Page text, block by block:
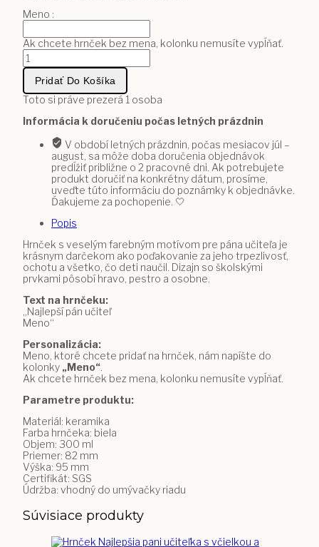
Meno :
Ak chcete hrnček bez mena, kolonku nemusíte vypĺňať.
množstvo
Hrnček
Najlepší
pán
s
školským
motívom
Pridať Do Košíka
Toto si práve prezerá 1 osoba
Informácia k doručeniu počas letných prázdnin
V období letných prázdnin, počas mesiacov júl –
august, sa môže doba doručenia objednávok
predĺžiť približne o 2 pracovné dni. Ak potrebujete
produkt doručiť na konkrétny dátum, prosíme,
uveďte túto informáciu do poznámky k objednávke.
Ďakujeme za pochopenie. 🤍
Popis
Hrnček s veselým farebným motívom pre pána učiteľa je
krásnym darčekom ako poďakovanie za jeho trpezlivosť,
ochotu a všetko, čo deti naučil. Dizajn so školskými
prvkami pôsobí hravo, pestro a osobne.
Text na hrnčeku:
„Najlepší pán učiteľ
Meno“
Personalizácia:
Meno, ktoré chcete pridať na hrnček, nám napíšte do
kolonky „Meno“
Ak chcete hrnček bez mena, kolonku nemusíte vypĺňať.
Parametre produktu:
Materiál: keramika
Farba hrnčeka: biela
Objem: 300 ml
Priemer: 82 mm
Výška: 95 mm
Certifikát: SGS
Údržba: vhodný do umývačky riadu
Súvisiace produkty